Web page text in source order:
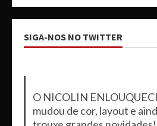
SIGA-NOS NO TWITTER
O NICOLIN
mudou de cor, layout e